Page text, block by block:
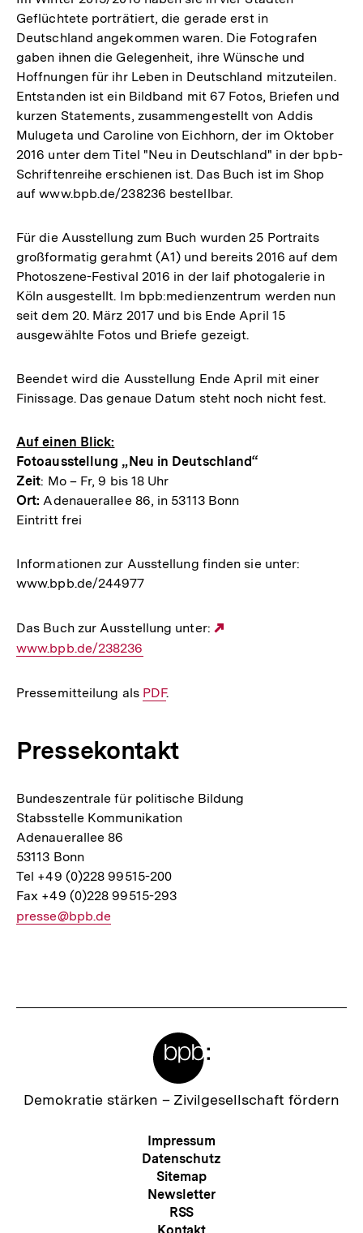
Geflüchtete porträtiert, die gerade erst in
Deutschland angekommen waren. Die Fotografen
gaben ihnen die Gelegenheit, ihre Wünsche und
Hoffnungen für ihr Leben in Deutschland mitzuteilen.
Entstanden ist ein Bildband mit 67 Fotos, Briefen und
kurzen Statements, zusammengestellt von Addis
Mulugeta und Caroline von Eichhorn, der im Oktober
2016 unter dem Titel "Neu in Deutschland" in der bpb-
Schriftenreihe erschienen ist. Das Buch ist im Shop
auf www.bpb.de/238236 bestellbar.
Für die Ausstellung zum Buch wurden 25 Portraits
großformatig gerahmt (A1) und bereits 2016 auf dem
Photoszene-Festival 2016 in der laif photogalerie in
Köln ausgestellt. Im bpb:medienzentrum werden nun
seit dem 20. März 2017 und bis Ende April 15
ausgewählte Fotos und Briefe gezeigt.
Beendet wird die Ausstellung Ende April mit einer
Finissage. Das genaue Datum steht noch nicht fest.
Auf einen Blick:
Fotoausstellung „Neu in Deutschland“
Zeit: Mo – Fr, 9 bis 18 Uhr
Ort: Adenauerallee 86, in 53113 Bonn
Eintritt frei
Informationen zur Ausstellung finden sie unter:
www.bpb.de/244977
Das Buch zur Ausstellung unter:
www.bpb.de/238236
Pressemitteilung als Interner
PDF.
Pressekontakt
Bundeszentrale für politische Bildung
Stabsstelle Kommunikation
Adenauerallee 86
53113 Bonn
Tel +49 (0)228 99515-200
Fax +49 (0)228 99515-293
E-
presse@bpb.de
Zur
Demokratie stärken – Zivilgesellschaft fördern
Meta-
Navigation
Impressum
Datenschutz
Sitemap
Newsletter
RSS
Kontakt